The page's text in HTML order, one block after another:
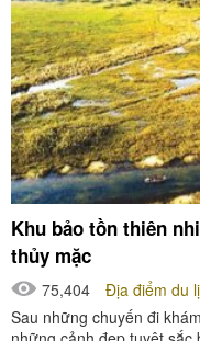
Khu bảo tồn thiên
thủy mặc
75,404
Địa điểm du
Sau những chuyến đi